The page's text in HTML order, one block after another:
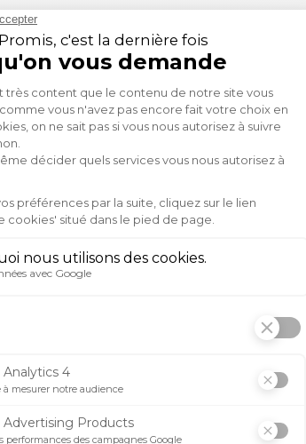
recherchant à la fois confort et
qui le rendent accessible tout en
sessions de motocross prolongées.
tout en garantissant un confort optimal.
plus longue à l'arrière offre une
et ce maillot ne fait pas
haut niveau. Que vous soyez sur les
de motocross, c'est faire le choix d'une
maillot pensé pour l'aventure.